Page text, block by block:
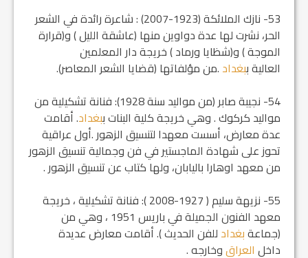
53- نازك الملائكة (1923-2007) : شاعرة رائدة في الشعر
الحر، نشرت لها عدة دواوين منها (عاشقة الليل ) و(قرارة
الموجة ) و(شظايا ورماد ) خريجة دار المعلمين
العالية ب‍بغداد .من مؤلفاتها (قضايا الشعر المعاصر).
54- نجيبة صابر (من مواليد سنة 1928): فنانة تشكيلية من
مواليد كركوك . وهي خريجة كلية البنات ب‍بغداد. أقامت
عدة معارض، أسست معهدا لتنسيق الزهور .أول عراقية
تحوز على شهادة الماجستير في فن وجمالية تنسيق الزهور
من معهد اوهارا باليابان، ولها كتاب عن تنسيق الزهور .
55- نزيهة سليم ( 1927-2008 ): فنانة تشكيلية ، خريجة
معهد الفنون الجميلة في باريس 1951 ، وهي من
(جماعةبغداد للفن الحديث ). أقامت معارض عديدة
داخل العراقوخارجه .